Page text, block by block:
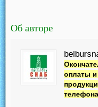
Об авторе
оплаты и